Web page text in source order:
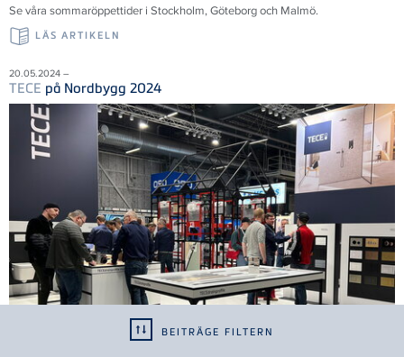
BEITRÄGE FILTERN
Se våra sommaröppettider i Stockholm, Göteborg och Malmö.
LÄS ARTIKELN
20.05.2024 –
TECE på Nordbygg 2024